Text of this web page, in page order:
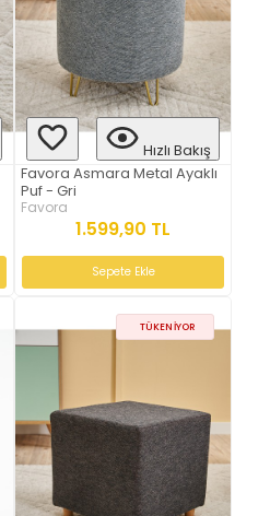
Hızlı Bakış
Favora Asmara Metal Ayaklı
Puf - Gri
Favora
1.599,90 TL
Sepete Ekle
TÜKENIYOR